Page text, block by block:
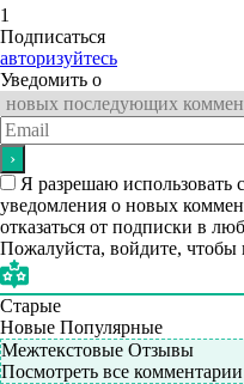
1
Подписаться
авторизуйтесь
Уведомить о
Я разрешаю использовать
уведомления о новых
отказаться от подписки в
Пожалуйста, войдите, чтобы
Старые
Новые Популярные
Межтекстовые Отзывы
Посмотреть все комментарии